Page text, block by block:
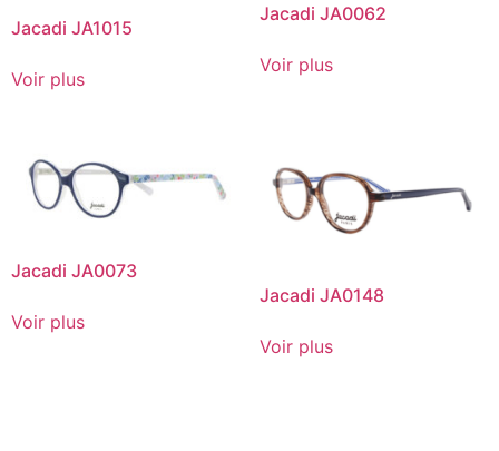
Jacadi JA1015
Voir plus
Jacadi JA0062
Voir plus
Jacadi JA0073
Voir plus
Jacadi JA0148
Voir plus